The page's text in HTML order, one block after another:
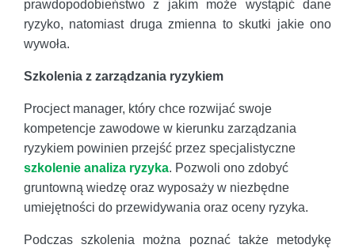
prawdopodobieństwo z jakim może wystąpić dane
ryzyko, natomiast druga zmienna to skutki jakie ono
wywoła.
Szkolenia z zarządzania ryzykiem
Procject manager, który chce rozwijać swoje
kompetencje zawodowe w kierunku zarządzania
ryzykiem powinien przejść przez specjalistyczne
szkolenie analiza ryzyka. Pozwoli ono zdobyć
gruntowną wiedzę oraz wyposaży w niezbędne
umiejętności do przewidywania oraz oceny ryzyka.
Podczas szkolenia można poznać także metodykę